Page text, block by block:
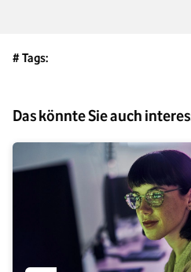
# Tags:
Das könnte Sie auch